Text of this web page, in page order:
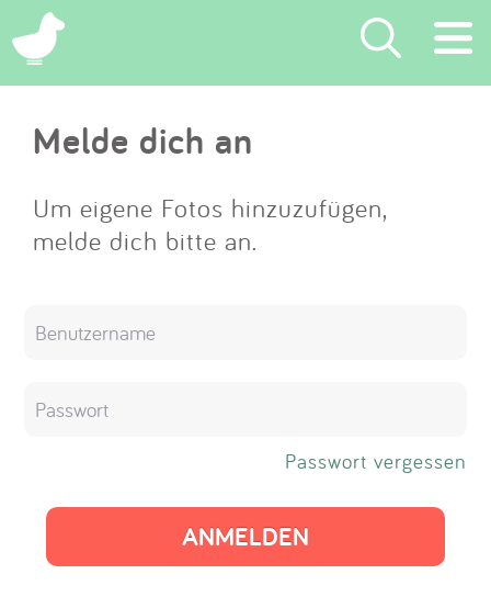
×
Suchen
Eintragen
App
Melde dich an
Um eigene Fotos hinzuzufügen,
melde dich bitte an.
Passwort vergessen